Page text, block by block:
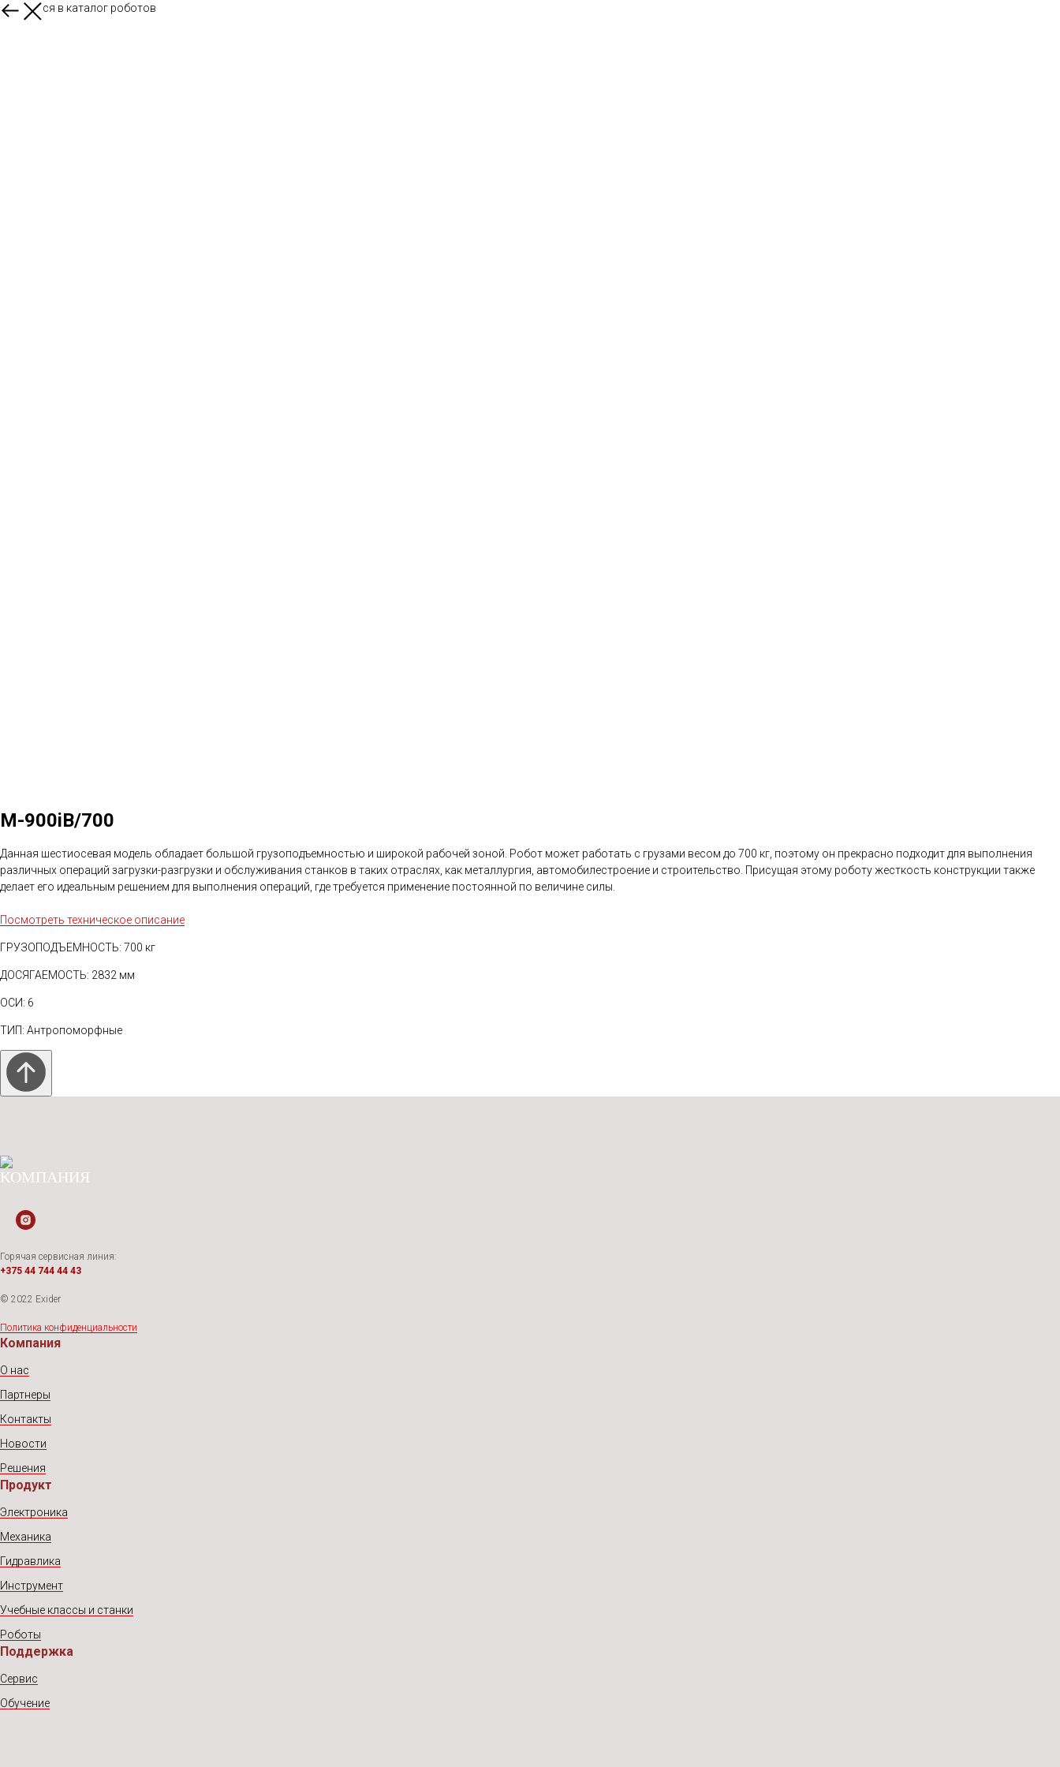
Вернуться в каталог роботов
M-900iB/700
Данная шестиосевая модель обладает большой грузоподъемностью и широкой рабочей зоной. Робот может работать с грузами весом до 700 кг, поэтому он прекрасно подходит для выполнения
различных операций загрузки-разгрузки и обслуживания станков в таких отраслях, как металлургия, автомобилестроение и строительство. Присущая этому роботу жесткость конструкции также
делает его идеальным решением для выполнения операций, где требуется применение постоянной по величине силы.
Посмотреть техническое описание
ГРУЗОПОДЪЕМНОСТЬ: 700 кг
ДОСЯГАЕМОСТЬ: 2832 мм
ОСИ: 6
ТИП: Антропоморфные
Горячая сервисная линия:
+375 44 744 44 43
© 2022 Exider
Политика конфиденциальности
Компания
О нас
Партнеры
Контакты
Новости
Решения
Продукт
Электроника
Механика
Гидравлика
Инструмент
Учебные классы и станки
Роботы
Поддержка
Сервис
Обучение